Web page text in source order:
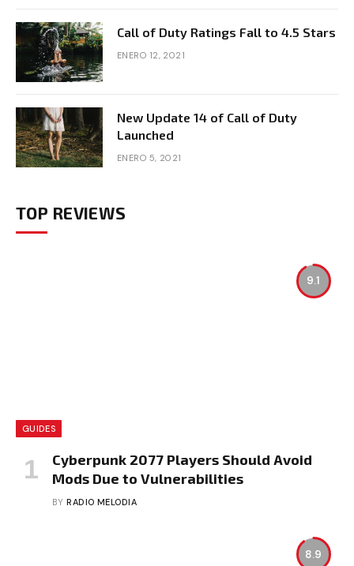
Call of Duty Ratings Fall to 4.5 Stars
ENERO 12, 2021
New Update 14 of Call of Duty
Launched
ENERO 5, 2021
TOP REVIEWS
9.1
GUIDES
Cyberpunk 2077 Players Should Avoid
Mods Due to Vulnerabilities
BY RADIO MELODIA
8.9